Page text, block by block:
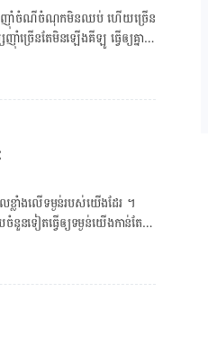
ធ្វើ​ឱ្យយើងឆ្អែតបានយូរ។ វាក៏ផ្ទុក
សម្រន់ដែលមានកាឡូរីទាប។
និងជាតិសរសៃខ្ពស់។ វីតាមីន E
កទម្ងន់ព្រោះវាកាត់​បន្ថយ
ើញ​ញ៉ាំ​ចំណី​ចំណុក​មិន​ឈប់ ហើយ​ច្រើន​
ើន​តែ​មិន​ឡើង​គីឡូ ធ្វើ​ឲ្យ​គ្នា​
ត។ ចុះ​ហេតុ​អី​បាន​គីឡូ​ពួក​គេ​មិន​
ង​គីឡូ អាច​ដោយ​សារ​រាងកាយ​
ហារ​លឿន​មិន​មែន​ជា​ហេតុ​ផល​តែ​
និង​កត្តា​អាកប្ប​កិរិយា ក៏​រួម​
ា BMI កត្តា​មួយ​ទៀត​ដែល​អាច​
នុង​មួយ​ថ្ងៃ។ នេះ​មិន​មែន​មាន​
លើស​ពី​នេះ គ្នា​យើង​ណា​ធ្វើ​ចលនា​
ម និង​លើស​សម្ពាធ​ឈាម។ ផ្ទុយ​ទៅ​
ង រតនា បាន​ឲ្យ​ដឹង​ថា អ្នក​
រ​គ្មាន​សារធាតុ​ចិញ្ចឹម។ កាលណា​
ខ្លាំង​លើ​ទម្ងន់​របស់​យើង​ដែរ​ ។​
ទៀត​ធ្វើ​ឲ្យ​ទម្ងន់​យើង​កាន់​តែ​
មាន​ជាតិ​កាឡូរី​ខ្ពស់ និង​ធ្វើ​ឲ្យ​យើង​
ងឺ​មហារីក ហៅ​ថា
ល្អ​ចំពោះ​សុខ​ភាព។ ​២.